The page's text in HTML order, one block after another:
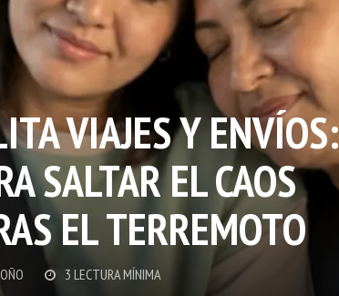
VIAJES Y ENVÍOS:
SALTAR EL CAOS
EL TERREMOTO
3 LECTURA MÍNIMA